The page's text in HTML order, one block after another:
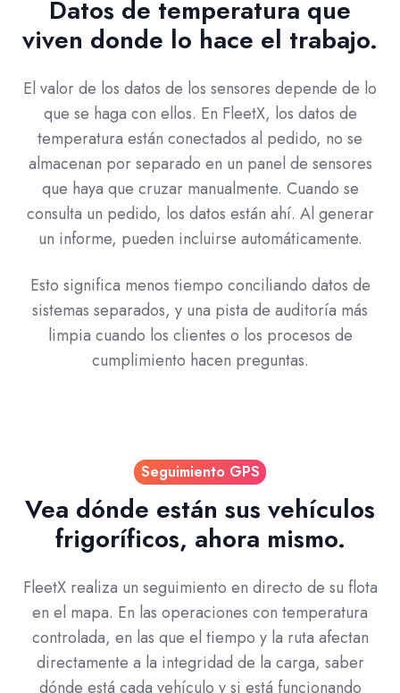
Datos de temperatura que
viven donde lo hace el trabajo.
El valor de los datos de los sensores depende de lo
que se haga con ellos. En FleetX, los datos de
temperatura están conectados al pedido, no se
almacenan por separado en un panel de sensores
que haya que cruzar manualmente. Cuando se
consulta un pedido, los datos están ahí. Al generar
un informe, pueden incluirse automáticamente.
Esto significa menos tiempo conciliando datos de
sistemas separados, y una pista de auditoría más
limpia cuando los clientes o los procesos de
cumplimiento hacen preguntas.
Seguimiento GPS
Vea dónde están sus vehículos
frigoríficos, ahora mismo.
FleetX realiza un seguimiento en directo de su flota
en el mapa. En las operaciones con temperatura
controlada, en las que el tiempo y la ruta afectan
directamente a la integridad de la carga, saber
dónde está cada vehículo y si está funcionando